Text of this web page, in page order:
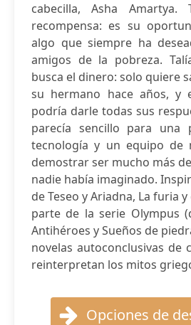
cabecilla, Asha Amartya.
recompensa: es su
algo que siempre ha
amigos de la pobreza.
busca el dinero: solo quiere
su hermano hace años, y
podría darle todas sus
parecía sencillo para una
tecnología y un equipo de
demostrar ser mucho más
nadie había imaginado.
de Teseo y Ariadna, La furia
parte de la serie Olympus
Antihéroes y Sueños de
novelas autoconclusivas de
reinterpretan los mitos
Opciones de